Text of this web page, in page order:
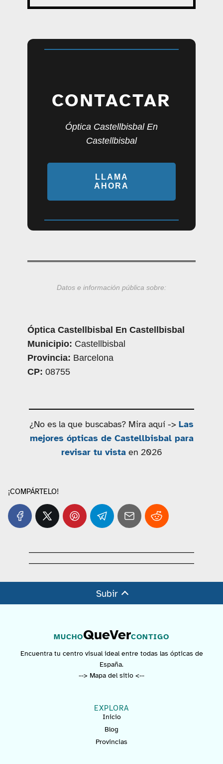
CONTACTAR
Óptica Castellbisbal En
Castellbisbal
LLAMA
AHORA
Datos e información pública sobre:
Óptica Castellbisbal En Castellbisbal
Municipio: Castellbisbal
Provincia: Barcelona
CP: 08755
¿No es la que buscabas? Mira aquí -> Las
mejores ópticas de Castellbisbal para
revisar tu vistaen 2026
¡COMPÁRTELO!
Subir
MUCHOQueVerCONTIGO
Encuentra tu centro visual ideal entre todas las ópticas de
España.
--> Mapa del sitio <--
EXPLORA
Inicio
Blog
Provincias